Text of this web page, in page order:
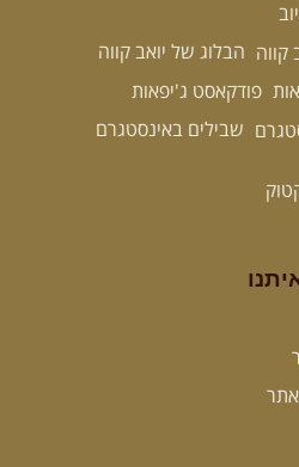
הבלוג של יואב קווה
פודקאסט ג'יפאות
שבילים באינסטגרם